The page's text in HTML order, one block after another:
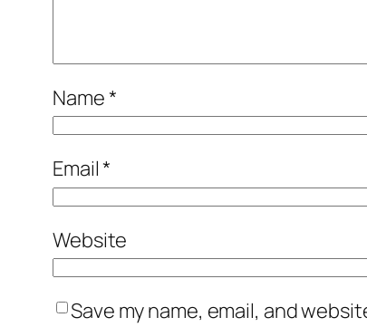
Name*
Email*
Website
Save my name, email, and